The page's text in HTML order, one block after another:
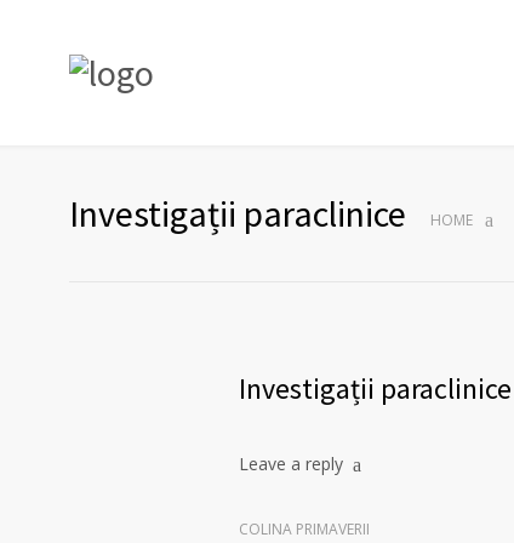
Investigații paraclinice HOME
Investigații paraclinice
Leave a reply
COLINA PRIMAVERII